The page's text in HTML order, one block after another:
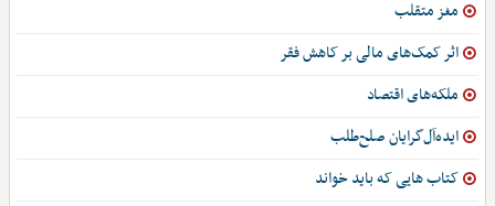
مغز متقلب
اثر کمک‌های مالی بر کاهش فقر
ملکه‌های اقتصاد
ایده‌آل‌گرایان صلح‌طلب
کتاب هایی که باید خواند